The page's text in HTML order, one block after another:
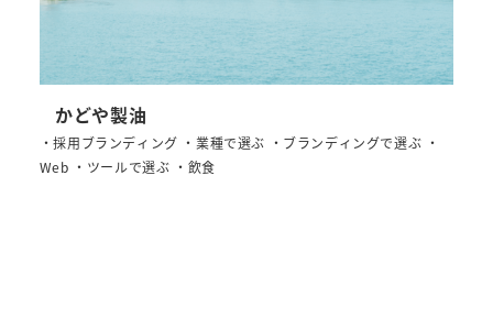
かどや製油
・採用ブランディング ・業種で選ぶ ・ブランディングで選ぶ ・
Web ・ツールで選ぶ ・飲食